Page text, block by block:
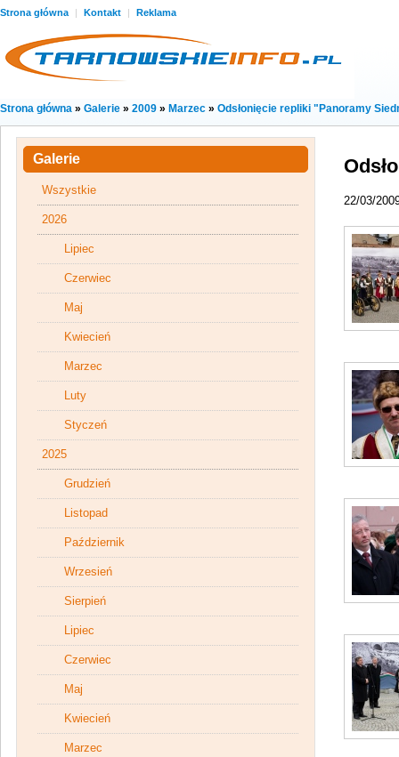
Strona główna | Kontakt | Reklama
Strona główna » Galerie » 2009 » Marzec » Odsłonięcie repliki "Panoramy
22/03/
Galerie
Wszystkie
2026
Lipiec
Czerwiec
Maj
Kwiecień
Marzec
Luty
Styczeń
2025
Grudzień
Listopad
Październik
Wrzesień
Sierpień
Lipiec
Czerwiec
Maj
Kwiecień
Marzec